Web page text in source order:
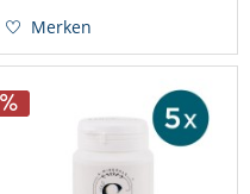
(zweifacher
Nobelpreisträger) Was ist
Original Sango Meeres
Merken